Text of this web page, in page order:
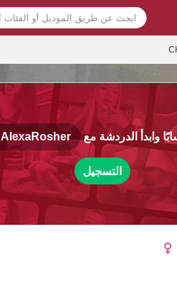
وابدأ الدردشة مع AlexaRosher!
التسجيل